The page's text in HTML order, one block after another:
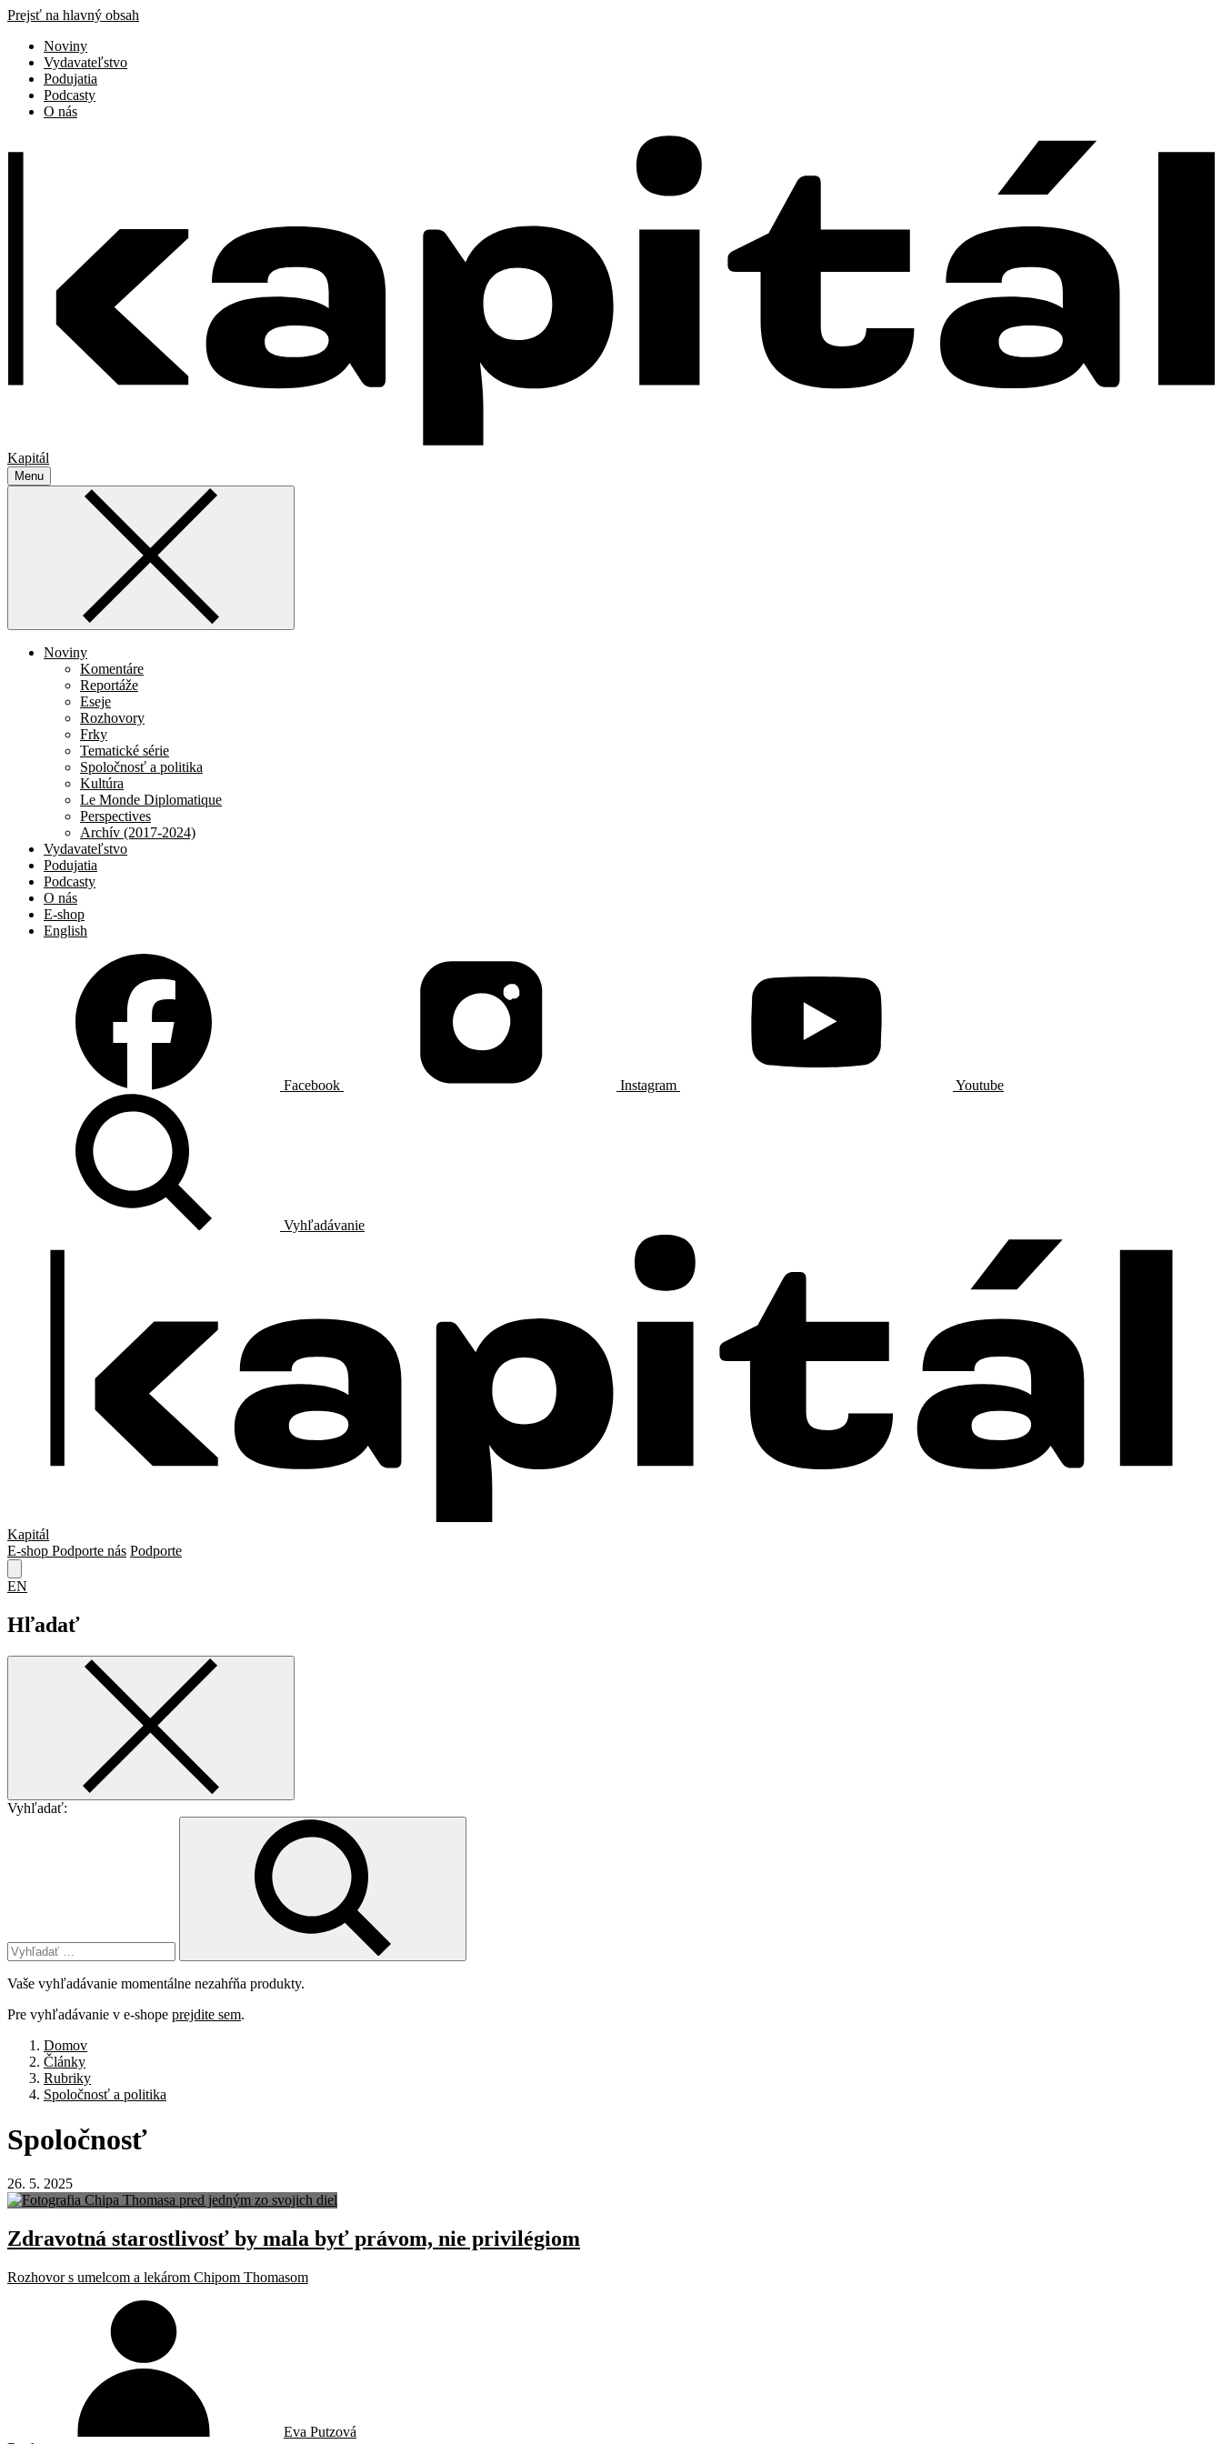
Prejsť na hlavný obsah
Noviny
Vydavateľstvo
Podujatia
Podcasty
O nás
Kapitál
Menu
Noviny
Komentáre
Reportáže
Eseje
Rozhovory
Frky
Tematické série
Spoločnosť a politika
Kultúra
Le Monde Diplomatique
Perspectives
Archív (2017-2024)
Vydavateľstvo
Podujatia
Podcasty
O nás
E-shop
English
Facebook Instagram Youtube
Vyhľadávanie
Kapitál
E-shop Podporte nás Podporte
EN
Hľadať
Vyhľadať:
Vaše vyhľadávanie momentálne nezahŕňa produkty.
Pre vyhľadávanie v e-shope prejdite sem.
Domov
Články
Rubriky
Spoločnosť a politika
Spoločnosť
26. 5. 2025
Zdravotná starostlivosť by mala byť právom, nie privilégiom
Rozhovor s umelcom a lekárom Chipom Thomasom
Eva Putzová